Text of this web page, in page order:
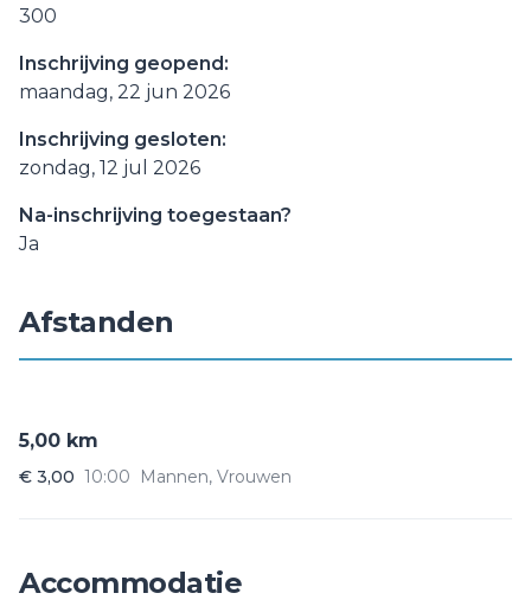
300
Inschrijving geopend:
maandag, 22 jun 2026
Inschrijving gesloten:
zondag, 12 jul 2026
Na-inschrijving toegestaan?
Ja
Afstanden
5,00 km
10:00 Mannen, Vrouwen
€ 3,00
Accommodatie